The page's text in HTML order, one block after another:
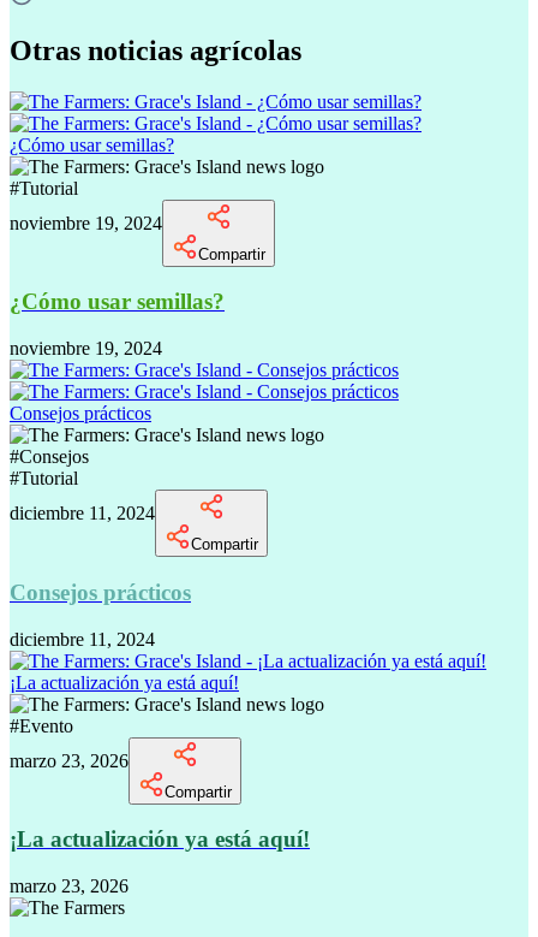
Otras noticias agrícolas
¿Cómo usar semillas?
#Tutorial
noviembre 19, 2024
Compartir
¿Cómo usar semillas?
noviembre 19, 2024
Consejos prácticos
#Consejos
#Tutorial
diciembre 11, 2024
Compartir
Consejos prácticos
diciembre 11, 2024
¡La actualización ya está aquí!
#Evento
marzo 23, 2026
Compartir
¡La actualización ya está aquí!
marzo 23, 2026